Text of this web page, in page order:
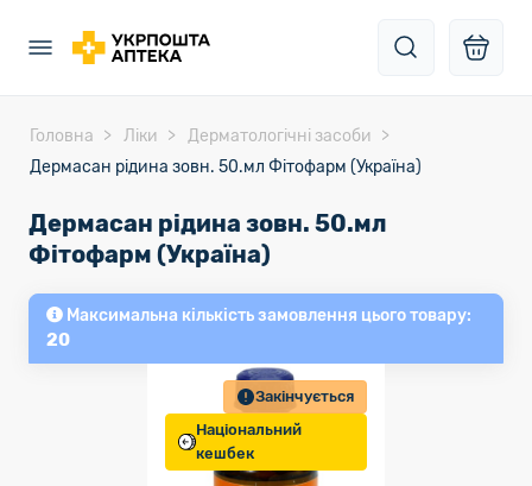
Головна Ліки
Дерматологічні засоби
Дермасан рідина зовн. 50.мл Фітофарм (Україна)
Дермасан рідина зовн. 50.мл
Фітофарм (Україна)
Максимальна кількість замовлення цього товару:
20
Закінчується
Національний
кешбек